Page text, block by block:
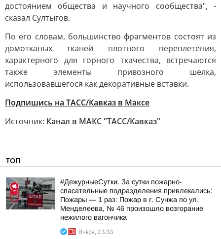
достоянием общества и научного сообщества", -
сказал Султыгов.
По его словам, большинство фрагментов состоят из
домотканых тканей плотного переплетения,
характерного для горного ткачества, встречаются
также элементы привозного шелка,
использовавшегося как декоративные вставки.
Подпишись на ТАСС/Кавказ в Максе
Источник: Канал в МАКС "ТАСС/Кавказ"
ТОП
#ДежурныеСутки. За сутки пожарно-
спасательные подразделения привлекались:
Пожары — 1 раз: Пожар в г. Сунжа по ул.
Менделеева, № 46 произошло возгорание
нежилого вагончика
Вчера, 23:33